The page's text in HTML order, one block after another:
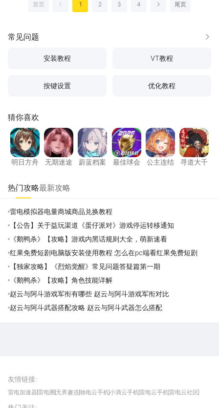
首页 上一页 1 2 3 4 下一页尾页
常见问题 更多
安装教程 VT教程
按键设置 优化教程
猜你喜欢
明日方舟
明日方舟
无期迷途
无期迷途
蔚蓝档案
蔚蓝档案
最佳球会
最佳球会
公主连结
公主连结
寻道大
寻道大千
热门攻略最新攻略
雷电模拟器电量商城商品兑换教程
【公告】关于益玩渠道《蛋仔派对》游戏停运转移通知
《鹅鸭杀》【攻略】游戏内黑话规则大全，萌新速看
红果免费短剧电脑版安装使用教程 怎么在pc端看红果免费短剧
【独家攻略】《烈焰觉醒》常见问题答疑篇第一期
《鹅鸭杀》【攻略】角色技能详解
赵云与阿斗游戏军衔有哪些 赵云与阿斗游戏军衔对比
赵云与阿斗武器搭配攻略 赵云与阿斗武器怎么搭配
友情链接:
雷电加速器雷电圈无界趣连驰电云手机小滴云手机雷电云手机雷电云社区